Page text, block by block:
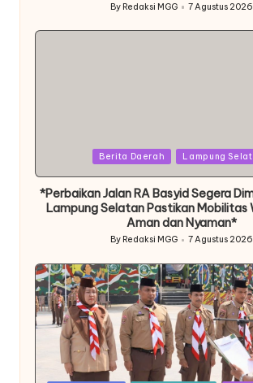
Posted
by
By Redaksi MGG 7 Agustus 2026
Berita Daerah Lampung
*Perbaikan Jalan RA Basyid Segera
Lampung Selatan Pastikan Mobilitas
Aman dan Nyaman*
Posted
By Redaksi MGG 7 Agustus 2026